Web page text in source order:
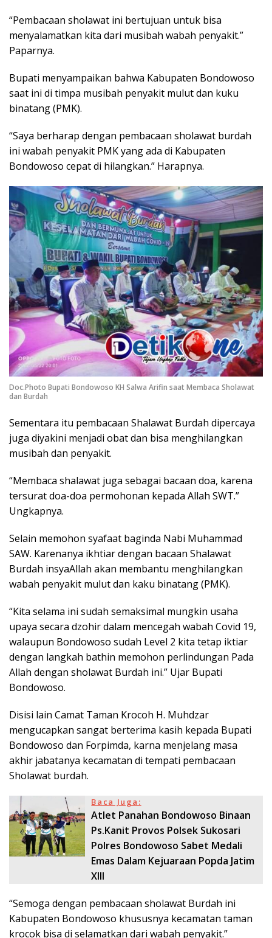
“Pembacaan sholawat ini bertujuan untuk bisa
menyalamatkan kita dari musibah wabah penyakit.”
Paparnya.
Bupati menyampaikan bahwa Kabupaten Bondowoso
saat ini di timpa musibah penyakit mulut dan kuku
binatang (PMK).
“Saya berharap dengan pembacaan sholawat burdah
ini wabah penyakit PMK yang ada di Kabupaten
Bondowoso cepat di hilangkan.” Harapnya.
Doc.Photo Bupati Bondowoso KH Salwa Arifin saat Membaca Sholawat
dan Burdah
Sementara itu pembacaan Shalawat Burdah dipercaya
juga diyakini menjadi obat dan bisa menghilangkan
musibah dan penyakit.
“Membaca shalawat juga sebagai bacaan doa, karena
tersurat doa-doa permohonan kepada Allah SWT.”
Ungkapnya.
Selain memohon syafaat baginda Nabi Muhammad
SAW. Karenanya ikhtiar dengan bacaan Shalawat
Burdah insyaAllah akan membantu menghilangkan
wabah penyakit mulut dan kaku binatang (PMK).
“Kita selama ini sudah semaksimal mungkin usaha
upaya secara dzohir dalam mencegah wabah Covid 19,
walaupun Bondowoso sudah Level 2 kita tetap iktiar
dengan langkah bathin memohon perlindungan Pada
Allah dengan sholawat Burdah ini.” Ujar Bupati
Bondowoso.
Disisi lain Camat Taman Krocoh H. Muhdzar
mengucapkan sangat berterima kasih kepada Bupati
Bondowoso dan Forpimda, karna menjelang masa
akhir jabatanya kecamatan di tempati pembacaan
Sholawat burdah.
Baca Juga:
Atlet Panahan Bondowoso Binaan
Ps.Kanit Provos Polsek Sukosari
Polres Bondowoso Sabet Medali
Emas Dalam Kejuaraan Popda Jatim
XIII
“Semoga dengan pembacaan sholawat Burdah ini
Kabupaten Bondowoso khususnya kecamatan taman
krocok bisa di selamatkan dari wabah penyakit.”